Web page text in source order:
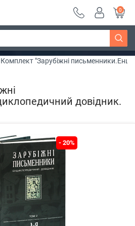
~ 250 грн ~
Дізнатись більше
0
Комплект "Зарубіжні
довідник.
- 20%